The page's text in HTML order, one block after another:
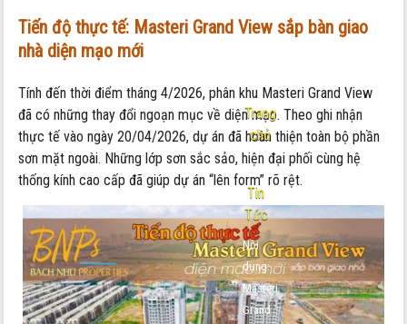
Trang
chủ
-
Tin
Tức
Nội
dung:
Masteri
Grand
Tiến độ thực tế: Masteri Grand View sắp bàn giao
nhà diện mạo mới
Tính đến thời điểm tháng 4/2026, phân khu Masteri Grand View
đã có những thay đổi ngoạn mục về diện mạo. Theo ghi nhận
thực tế vào ngày 20/04/2026, dự án đã hoàn thiện toàn bộ phần
sơn mặt ngoài. Những lớp sơn sắc sảo, hiện đại phối cùng hệ
thống kính cao cấp đã giúp dự án “lên form” rõ rệt.